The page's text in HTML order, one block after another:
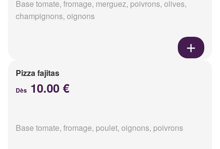
Base tomate, fromage, merguez, poivrons, olives,
champignons, oignons
Pizza fajitas
Dès 10.00 €
Base tomate, fromage, poulet, oignons, poivrons